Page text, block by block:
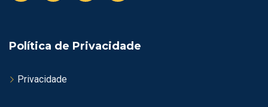
Política de Privacidade
Privacidade